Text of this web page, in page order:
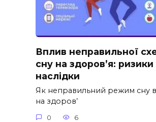
Вплив неправильної
сну на здоров’я: ризики
наслідки
Як неправильний режим сну
на здоров’
0 6